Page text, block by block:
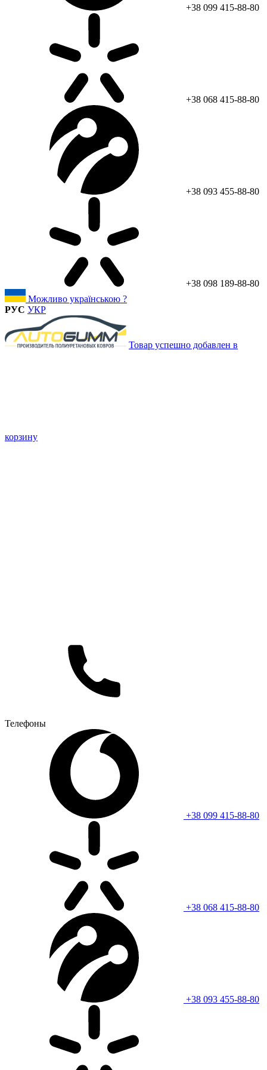
+38 099 415-88-80
+38 068 415-88-80
+38 093 455-88-80
+38 098 189-88-80
Можливо українською ?
РУС УКР
Товар успешно добавлен в
корзину
Телефоны
+38 099 415-88-80
+38 068 415-88-80
+38 093 455-88-80